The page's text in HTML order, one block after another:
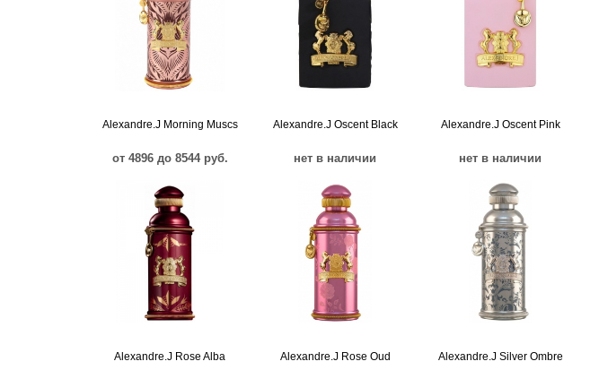
Alexandre.J Morning Muscs
от 4896 до 8544 руб.
Alexandre.J Oscent Black
нет в наличии
Alexandre.J Oscent Pink
нет в наличии
Alexandre.J Rose Alba Alexandre.J Rose Oud Alexandre.J Silver Ombre